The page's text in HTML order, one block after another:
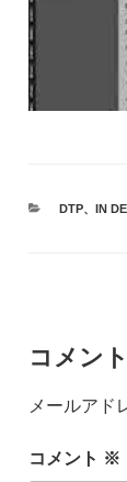
カ
DTP、 IN
コメン
メールアド
コメント ※